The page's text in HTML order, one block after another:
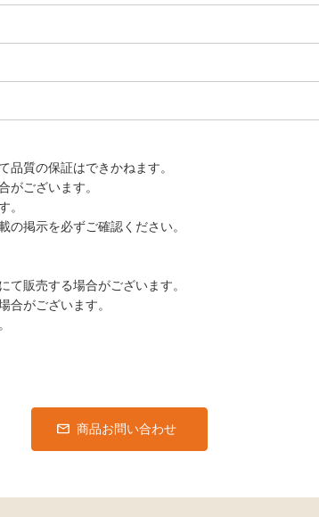
品質の保証はできかねます。
がございます。
。
の掲示を必ずご確認ください。
て販売する場合がございます。
合がございます。
商品お問い合わせ